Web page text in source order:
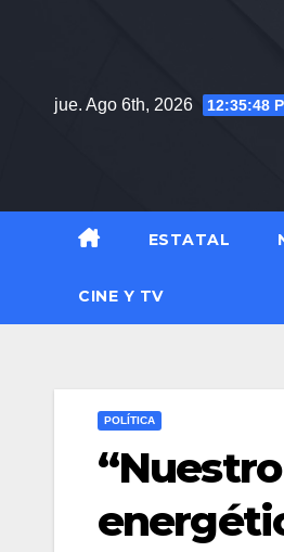
jue. Ago 6th, 2026
12:35:49
ESTATAL
CINE Y TV
POLÍTICA